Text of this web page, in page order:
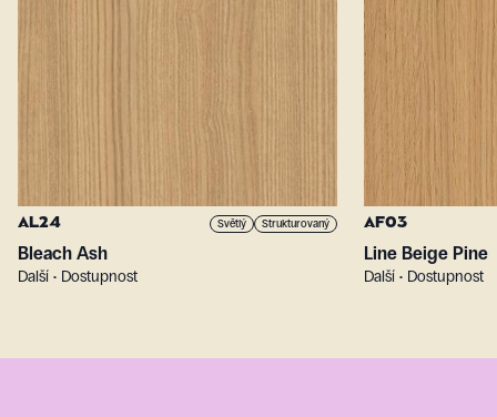
AL24 Světlý Strukturovaný
Bleach Ash
Další • Dostupnost
AF03
Line Beige Pine
Další • Dostupnost